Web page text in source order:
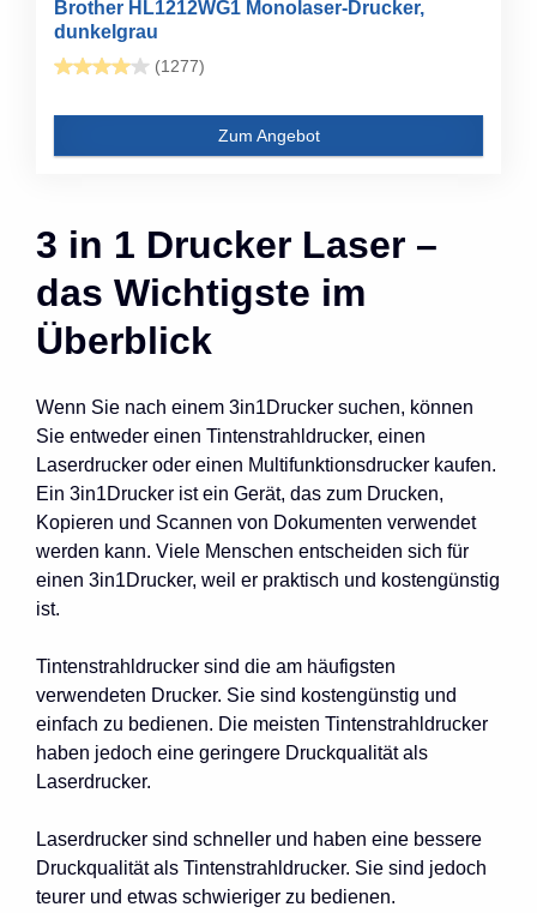
Brother HL1212WG1 Monolaser-Drucker,
dunkelgrau
(1277)
Zum Angebot
3 in 1 Drucker Laser –
das Wichtigste im
Überblick
Wenn Sie nach einem 3in1Drucker suchen, können
Sie entweder einen Tintenstrahldrucker, einen
Laserdrucker oder einen Multifunktionsdrucker kaufen.
Ein 3in1Drucker ist ein Gerät, das zum Drucken,
Kopieren und Scannen von Dokumenten verwendet
werden kann. Viele Menschen entscheiden sich für
einen 3in1Drucker, weil er praktisch und kostengünstig
ist.
Tintenstrahldrucker sind die am häufigsten
verwendeten Drucker. Sie sind kostengünstig und
einfach zu bedienen. Die meisten Tintenstrahldrucker
haben jedoch eine geringere Druckqualität als
Laserdrucker.
Laserdrucker sind schneller und haben eine bessere
Druckqualität als Tintenstrahldrucker. Sie sind jedoch
teurer und etwas schwieriger zu bedienen.